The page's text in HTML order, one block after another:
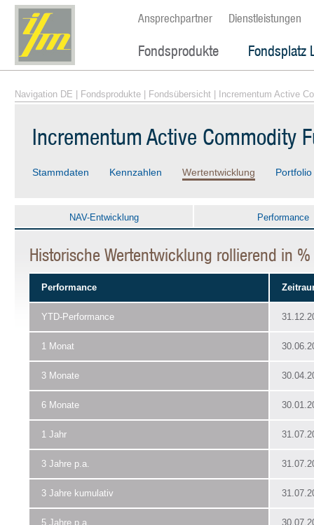
Ansprechpartner Dienstleistungen
Fondsprodukte Fondsplatz
Navigation DE Fondsprodukte Fondsübersicht | Incrementum Active
Incrementum Active Commodity
Stammdaten Kennzahlen Wertentwicklung Portfolio
NAV-Entwicklung Performance
Historische Wertentwicklung rollierend in %
Performance
YTD-Performance
1 Monat
3 Monate
6 Monate
1 Jahr
3 Jahre p.a.
3 Jahre kumulativ
5 Jahre p.a.